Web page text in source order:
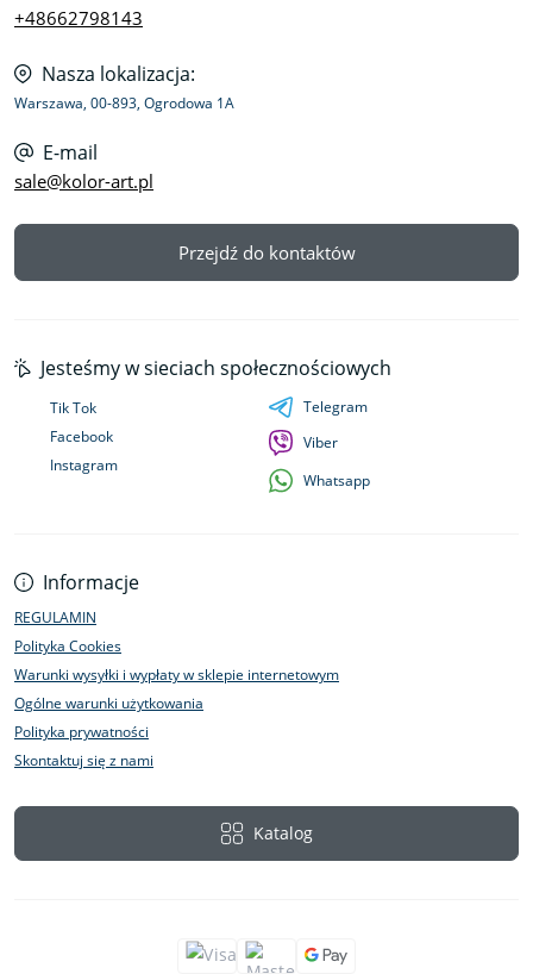
+48662798143
Nasza lokalizacja:
Warszawa, 00-893, Ogrodowa 1A
E-mail
sale@kolor-art.pl
Przejdź do kontaktów
Informacje
REGULAMIN
Polityka Cookies
Warunki wysyłki i wypłaty w sklepie internetowym
Ogólne warunki użytkowania
Polityka prywatności
Skontaktuj się z nami
Katalog
Jesteśmy w sieciach społecznościowych
Tik Tok
Facebook
Instagram
Telegram
Viber
Whatsapp